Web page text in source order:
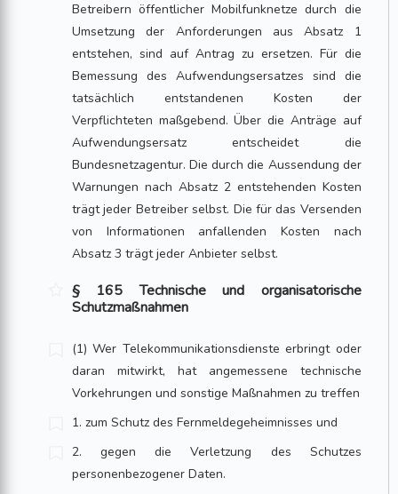
Betreibern öffentlicher Mobilfunknetze durch die
Umsetzung der Anforderungen aus Absatz 1
entstehen, sind auf Antrag zu ersetzen. Für die
Bemessung des Aufwendungsersatzes sind die
tatsächlich entstandenen Kosten der
Verpflichteten maßgebend. Über die Anträge auf
Aufwendungsersatz entscheidet die
Bundesnetzagentur. Die durch die Aussendung der
Warnungen nach Absatz 2 entstehenden Kosten
trägt jeder Betreiber selbst. Die für das Versenden
von Informationen anfallenden Kosten nach
Absatz 3 trägt jeder Anbieter selbst.
§ 165 Technische und organisatorische
Schutzmaßnahmen
(1) Wer Telekommunikationsdienste erbringt oder
daran mitwirkt, hat angemessene technische
Vorkehrungen und sonstige Maßnahmen zu treffen
1. zum Schutz des Fernmeldegeheimnisses und
2. gegen die Verletzung des Schutzes
personenbezogener Daten.